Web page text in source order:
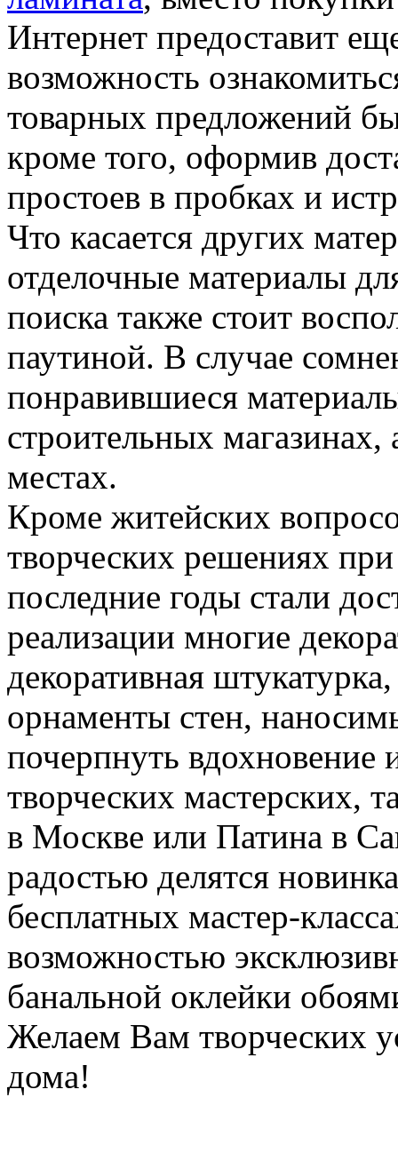
Интернет предоставит
возможность
товарных предложений
кроме того, оформив
простоев в пробках и
Что касается других
отделочные материалы
поиска также стоит
паутиной. В случае
понравившиеся
строительных магазинах,
местах.
Кроме житейских
творческих решениях
последние годы стали
реализации многие
декоративная
орнаменты стен,
почерпнуть вдохновение
творческих мастерских,
в Москве или Патина в
радостью делятся
бесплатных мастер-
возможностью
банальной оклейки
Желаем Вам творческих
дома!